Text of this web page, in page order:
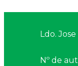
Ldo.
Nº de